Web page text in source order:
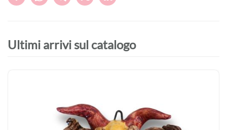
Ultimi arrivi sul catalogo